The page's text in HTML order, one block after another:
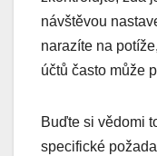
návštěvou
narazíte na
účtů často může
Buďte si vědomi
specifické